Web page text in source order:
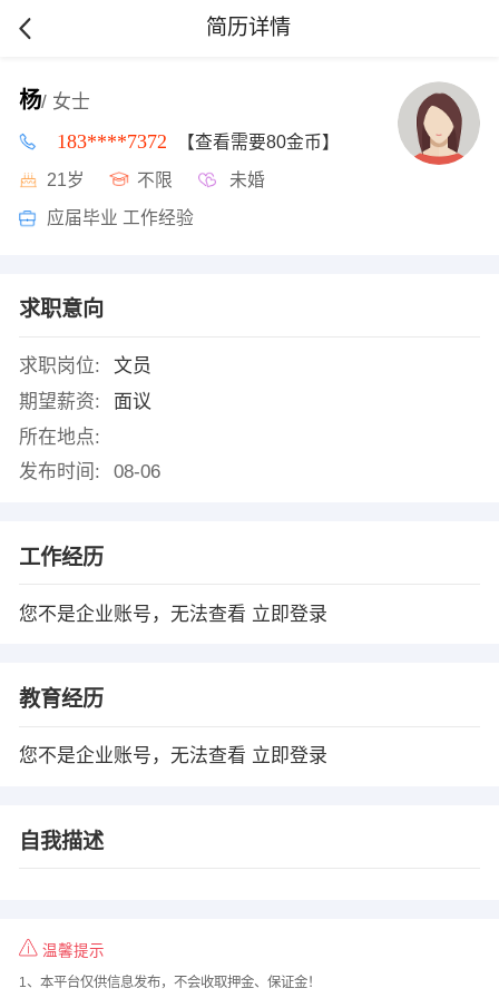
简历详情
杨/ 女士
183****7372 【查看需要80金币】
21岁 不限 未婚
应届毕业 工作经验
求职意向
求职岗位:
文员
期望薪资:
面议
所在地点:
发布时间:
08-06
工作经历
您不是企业账号，无法查看 立即登录
教育经历
您不是企业账号，无法查看 立即登录
自我描述
温馨提示
1、本平台仅供信息发布，不会收取押金、保证金！